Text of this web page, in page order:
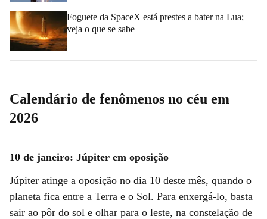
Foguete da SpaceX está prestes a bater na Lua;
veja o que se sabe
Calendário de fenômenos no céu em
2026
10 de janeiro: Júpiter em oposição
Júpiter atinge a oposição no dia 10 deste mês, quando o
planeta fica entre a Terra e o Sol. Para enxergá-lo, basta
sair ao pôr do sol e olhar para o leste, na constelação de